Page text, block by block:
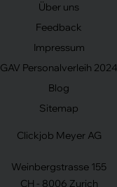
Über uns
Feedback
Impressum
GAV Personalverleih 2024
Blog
Sitemap
Clickjob Meyer AG
Weinbergstrasse 155
CH - 8006 Zurich